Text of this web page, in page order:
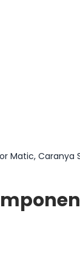
Matic, Caranya